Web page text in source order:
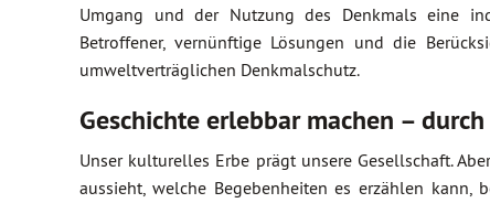
Umgang und der Nutzung des Denkmals eine
Betroffener, vernünftige Lösungen und die
umweltverträglichen Denkmalschutz.
Geschichte erlebbar machen –
Unser kulturelles Erbe prägt unsere Gesellschaft.
aussieht, welche Begebenheiten es erzählen kann,